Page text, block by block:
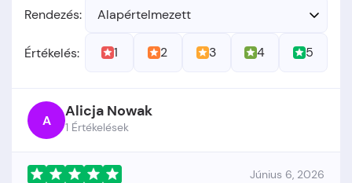
Rendezés: Alapértelmezett
Értékelés: 1 2 3 4 5
A Alicja Nowak
1 Értékelések
Június 6, 2026